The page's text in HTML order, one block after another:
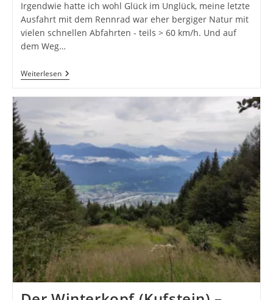
Irgendwie hatte ich wohl Glück im Unglück, meine letzte
Ausfahrt mit dem Rennrad war eher bergiger Natur mit
vielen schnellen Abfahrten - teils > 60 km/h. Und auf
dem Weg…
WeiterlesenUnd
Wieder
Die
Luft
Raus!